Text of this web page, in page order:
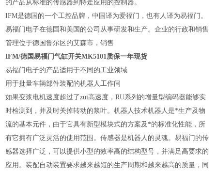
的产品从标准的传感器到特走应用的控制器。
IFM是德国的一个工控品牌，中国译为爱福门，也有人译为易福门。
易福门电子在德国和美国的公司从事研发和生产。企业的行政和销售
管理位于德国鲁尔区的艾森市，销售
IFM/德国易福门气缸开关MK5101质保一年现货
易福门电子的产品适用于不同的工业领域
用于批量车辆部件装配的机器人工作间
如果变浆电机速度超过了zui高速度，RU系列的增量型编码器能够实
时检测到，并及时关掉转动的浆叶。机器人技术机器人是*生产及物
流的基本元件，由于它具有新型模块式的方案及*的标准化性能，所
有它拥有广泛灵活的使用范围。传感器是机器人的灵魂。易福门的传
感器选择广泛，可以提供小型的效率高的结构型号，并满足高要求的
应用。装配自动装置要求越来越短的生产周期和越来越高的质量，同